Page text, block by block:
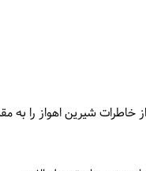
خاطرات شیرین اهواز را به